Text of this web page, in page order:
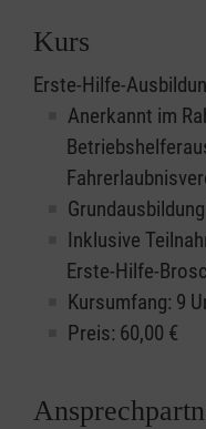
Kurs
Erste-Hilfe-
Anerkannt im
Inklusive
Erste-Hilfe-
Kursumfang: 9
Preis: 60,00 €